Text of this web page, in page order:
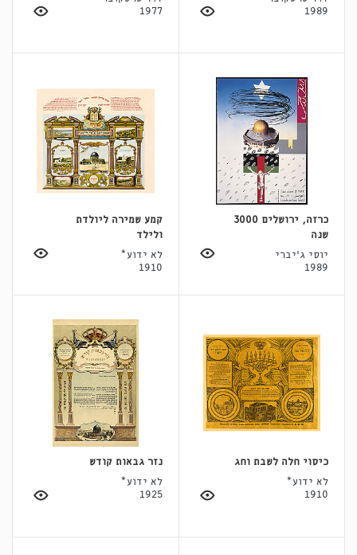
1989
1977
כרזה, ירושלים 3000
שנה
יוסי ג'יברי
1989
קמע שמירה ליולדת
ולילד
לא ידוע*
1910
כיסוי חלה לשבת וחג
לא ידוע*
1910
נזר גבאות קודש
לא ידוע*
1925